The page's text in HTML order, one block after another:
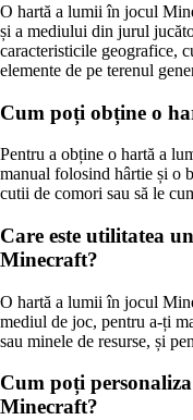
O hartă a lumii în jocul
și a mediului din jurul
caracteristicile geografice,
elemente de pe terenul
Cum poți obține o
Pentru a obține o hartă a
manual folosind hârtie și o
cutii de comori sau să le
Care este utilitatea
Minecraft?
O hartă a lumii în jocul
mediul de joc, pentru a-ți
sau minele de resurse, și
Cum poți
Minecraft?